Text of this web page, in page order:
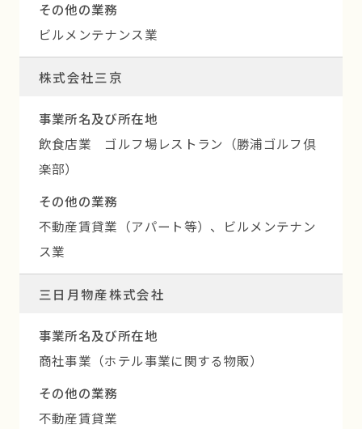
その他の業務
ビルメンテナンス業
株式会社三京
事業所名及び所在地
飲食店業 ゴルフ場レストラン（勝浦ゴルフ倶
楽部）
その他の業務
不動産賃貸業（アパート等）、ビルメンテナン
ス業
三日月物産株式会社
事業所名及び所在地
商社事業（ホテル事業に関する物販）
その他の業務
不動産賃貸業